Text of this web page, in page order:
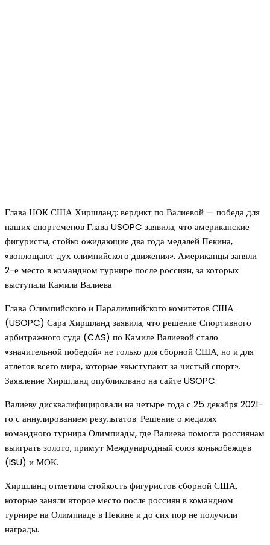
Глава НОК США Хиршланд: вердикт по Валиевой — победа для
наших спортсменов Глава USOPC заявила, что американские
фигуристы, стойко ожидающие два года медалей Пекина,
«воплощают дух олимпийского движения». Американцы заняли
2-е место в командном турнире после россиян, за которых
выступала Камила Валиева
Глава Олимпийского и Паралимпийского комитетов США
(USOPC) Сара Хиршланд заявила, что решение Спортивного
арбитражного суда (CAS) по Камиле Валиевой стало
«значительной победой» не только для сборной США, но и для
атлетов всего мира, которые «выступают за чистый спорт».
Заявление Хиршланд опубликовано на сайте USOPC.
Валиеву дисквалифицировали на четыре года с 25 декабря 2021-
го с аннулированием результатов. Решение о медалях
командного турнира Олимпиады, где Валиева помогла россиянам
выиграть золото, примут Международный союз конькобежцев
(ISU) и МОК.
Хиршланд отметила стойкость фигуристов сборной США,
которые заняли второе место после россиян в командном
турнире на Олимпиаде в Пекине и до сих пор не получили
награды.